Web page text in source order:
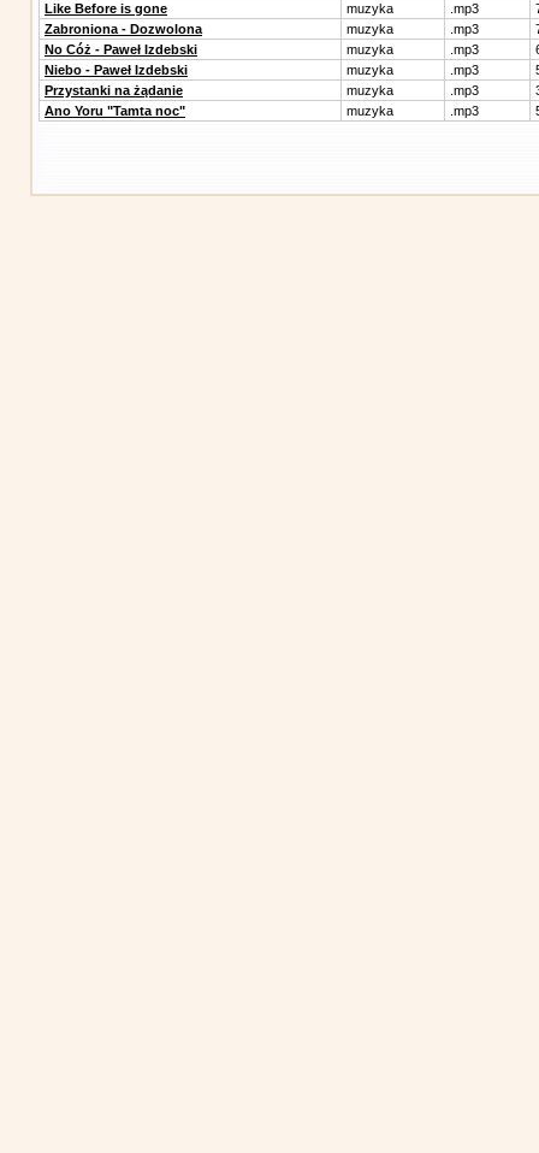
Like Before is gone
muzyka .mp3
Zabroniona - Dozwolona
muzyka .mp3
No Cóż - Paweł Izdebski
muzyka .mp3
Niebo - Paweł Izdebski
muzyka .mp3
Przystanki na żądanie
muzyka .mp3
Ano Yoru "Tamta noc"
muzyka .mp3